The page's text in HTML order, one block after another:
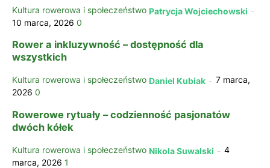
Kultura rowerowa i społeczeństwo Patrycja Wojciechowski -
10 marca, 2026 0
Rower a inkluzywność – dostępność dla
wszystkich
Kultura rowerowa i społeczeństwo Daniel Kubiak - 7 marca,
2026 0
Rowerowe rytuały – codzienność pasjonatów
dwóch kółek
Kultura rowerowa i społeczeństwo Nikola Suwalski - 4
marca, 2026 1